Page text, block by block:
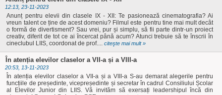
Asociaţia Părinți-
Profesori
Absolvenți
LIIS în presă
Revedere
Proiecte
Liceu
Examene
Investiții
Olimpiade
Europene
Limbă, comunicare
și literatură
Biblioteca
CEAC
Management -
12:13, 23-11-2023
Anunț pentru elevii din clasele IX - XII: Te pasionează cinematografia? Ai
vreun talent ce ține de acest domeniu? Filmul este pentru tine mai mult decât
o formă de divertisment? Sau vrei, pur și simplu, să fii parte dintr-un proiect
creativ, diferit de tot ce ai încercat până acum? Atunci trebuie să te înscrii în
cineclubul LIIS, coordonat de prof.... citeşte mai mult »
În atenția elevilor claselor a VII-a și a VIII-a
20:53, 13-11-2023
În atenția elevilor claselor a VII-a și a VIII-a S-au demarat alegerile pentru
funcțiile de președinte, vicepreședinte și secretar în cadrul Consiliului Școlar
al Elevilor Junior din LIIS. Vă invităm să exersați leadershipul încă din